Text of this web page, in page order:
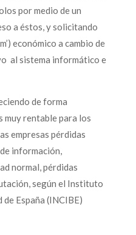
por medio de un
a éstos, y solicitando
económico a cambio de
al sistema informático e
de forma
muy rentable para los
empresas pérdidas
información,
normal, pérdidas
según el Instituto
España (INCIBE)